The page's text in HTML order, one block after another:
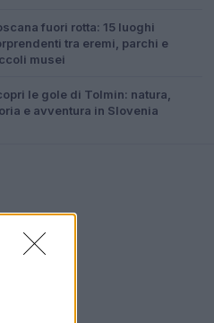
fuori rotta: 15 luoghi
tra eremi, parchi e
musei
le gole di Tolmin: natura,
e avventura in Slovenia